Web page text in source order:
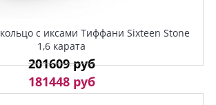
с иксами Тиффани Sixteen Stone
1,6 карата
201609 руб
181448 руб